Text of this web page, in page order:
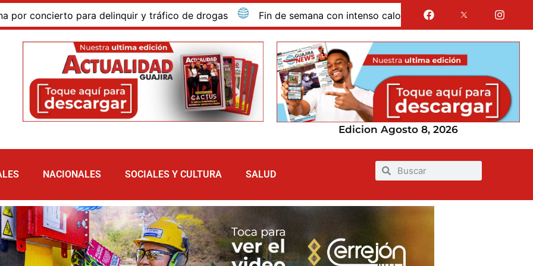
para delinquir y tráfico de drogas Fin de semana con intenso calor: temperaturas podrían alcanzar
Edicion Agosto 8, 2026
NACIONALES SOCIALES Y CULTURA SALUD